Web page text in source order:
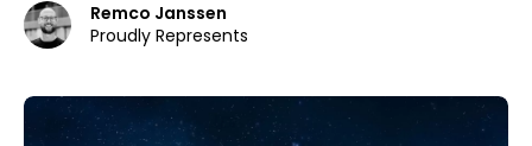
Remco Janssen
Proudly Represents